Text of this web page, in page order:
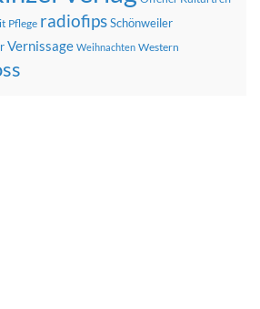
Pflege radiofipsSchönweiler
Vernissage Weihnachten Western